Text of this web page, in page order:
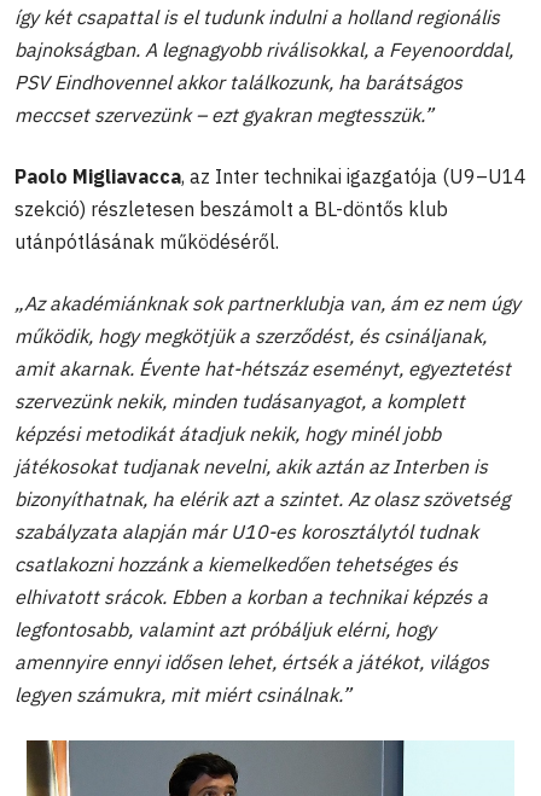
így két csapattal is el tudunk indulni a holland regionális
bajnokságban. A legnagyobb riválisokkal, a Feyenoorddal,
PSV Eindhovennel akkor találkozunk, ha barátságos
meccset szervezünk – ezt gyakran megtesszük.”
Paolo Migliavacca, az Inter technikai igazgatója (U9–U14
szekció) részletesen beszámolt a BL-döntős klub
utánpótlásának működéséről.
„Az akadémiánknak sok partnerklubja van, ám ez nem úgy
működik, hogy megkötjük a szerződést, és csináljanak,
amit akarnak. Évente hat-hétszáz eseményt, egyeztetést
szervezünk nekik, minden tudásanyagot, a komplett
képzési metodikát átadjuk nekik, hogy minél jobb
játékosokat tudjanak nevelni, akik aztán az Interben is
bizonyíthatnak, ha elérik azt a szintet. Az olasz szövetség
szabályzata alapján már U10-es korosztálytól tudnak
csatlakozni hozzánk a kiemelkedően tehetséges és
elhivatott srácok. Ebben a korban a technikai képzés a
legfontosabb, valamint azt próbáljuk elérni, hogy
amennyire ennyi idősen lehet, értsék a játékot, világos
legyen számukra, mit miért csinálnak.”